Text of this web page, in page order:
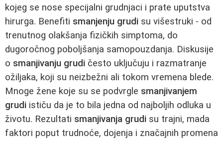
kojeg se nose specijalni grudnjaci i prate uputstva
hirurga. Benefiti smanjenju grudi su višestruki - od
trenutnog olakšanja fizičkih simptoma, do
dugoročnog poboljšanja samopouzdanja. Diskusije
o smanjivanju grudi često uključuju i razmatranje
ožiljaka, koji su neizbežni ali tokom vremena blede.
Mnoge žene koje su se podvrgle smanjivanjem
grudi ističu da je to bila jedna od najboljih odluka u
životu. Rezultati smanjivanja grudi su trajni, mada
faktori poput trudnoće, dojenja i značajnih promena